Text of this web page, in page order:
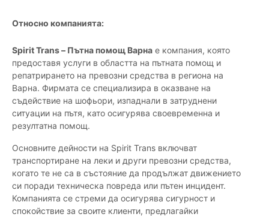
Относно компанията:
Spirit Trans – Пътна помощ Варна е компания, която
предоставя услуги в областта на пътната помощ и
репатрирането на превозни средства в региона на
Варна. Фирмата се специализира в оказване на
съдействие на шофьори, изпаднали в затруднени
ситуации на пътя, като осигурява своевременна и
резултатна помощ.
Основните дейности на Spirit Trans включват
транспортиране на леки и други превозни средства,
когато те не са в състояние да продължат движението
си поради техническа повреда или пътен инцидент.
Компанията се стреми да осигурява сигурност и
спокойствие за своите клиенти, предлагайки